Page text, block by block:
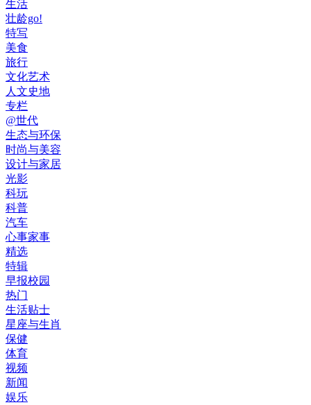
生活
壮龄go!
特写
美食
旅行
文化艺术
人文史地
专栏
@世代
生态与环保
时尚与美容
设计与家居
光影
科玩
科普
汽车
心事家事
精选
特辑
早报校园
热门
生活贴士
星座与生肖
保健
体育
视频
新闻
娱乐